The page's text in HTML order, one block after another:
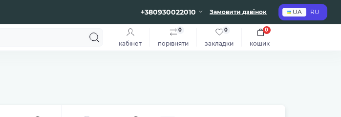
+380930022010 Замовити дзвінок UA RU
кабінет порівняти
0
закладки
0
кошик
0